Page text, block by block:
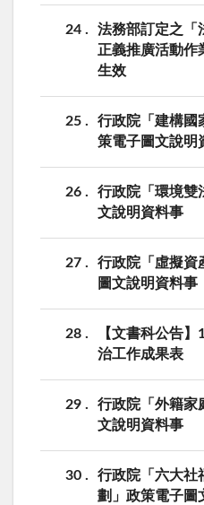
24
法務部訂定之「
正義推廣活動作
生效
25
行政院「建構國
策電子圖文說明
26
行政院「環境雙
文說明資料事
27
行政院「虛擬資
圖文說明資料事
28
【文書科公告
治工作成果表
29
行政院「外籍家
文說明資料事
30
行政院「六大社
劃」政策電子圖